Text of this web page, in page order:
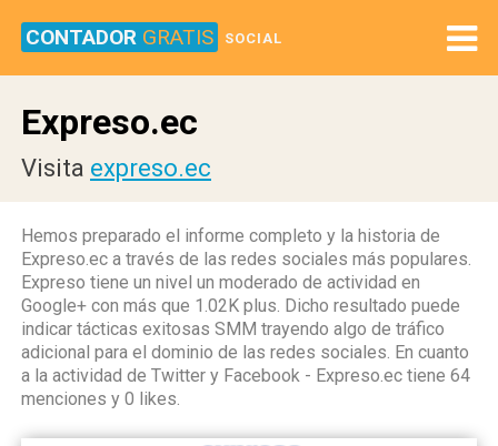
CONTADOR GRATIS SOCIAL
Expreso.ec
Visita expreso.ec
Hemos preparado el informe completo y la historia de
Expreso.ec a través de las redes sociales más populares.
Expreso tiene un nivel un moderado de actividad en
Google+ con más que 1.02K plus. Dicho resultado puede
indicar tácticas exitosas SMM trayendo algo de tráfico
adicional para el dominio de las redes sociales. En cuanto
a la actividad de Twitter y Facebook - Expreso.ec tiene 64
menciones y 0 likes.